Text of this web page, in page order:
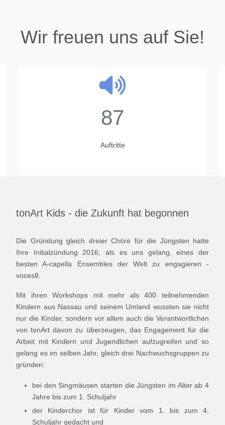
Wir freuen uns auf Sie!
87
Auftritte
tonArt Kids - die Zukunft hat begonnen
Die Gründung gleich dreier Chöre für die Jüngsten hatte
Ihre Initialzündung 2016, als es uns gelang, eines der
besten A-capella Ensembles der Welt zu engagieren -
voces8.
Mit ihren Workshops mit mehr als 400 teilnehmenden
Kindern aus Nassau und seinem Umland wussten sie nicht
nur die Kinder, sondern vor allem auch die Verantwortlichen
von tonArt davon zu überzeugen, das Engagement für die
Arbeit mit Kindern und Jugendlichen aufzugreifen und so
gelang es im selben Jahr, gleich drei Nachwuchsgruppen zu
gründen:
bei den Singmäusen starten die Jüngsten im Alter ab 4
Jahre bis zum 1. Schuljahr
der Kinderchor ist für Kinder vom 1. bis zum 4.
Schuljahr gedacht und